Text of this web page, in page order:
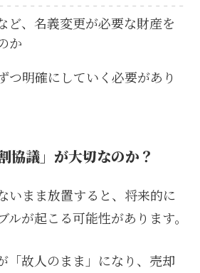
ど、名義変更が必要な財産を
か
つ明確にしていく必要があり
協議」が大切なのか？
いまま放置すると、将来的に
が起こる可能性があります。
「故人のまま」になり、売却